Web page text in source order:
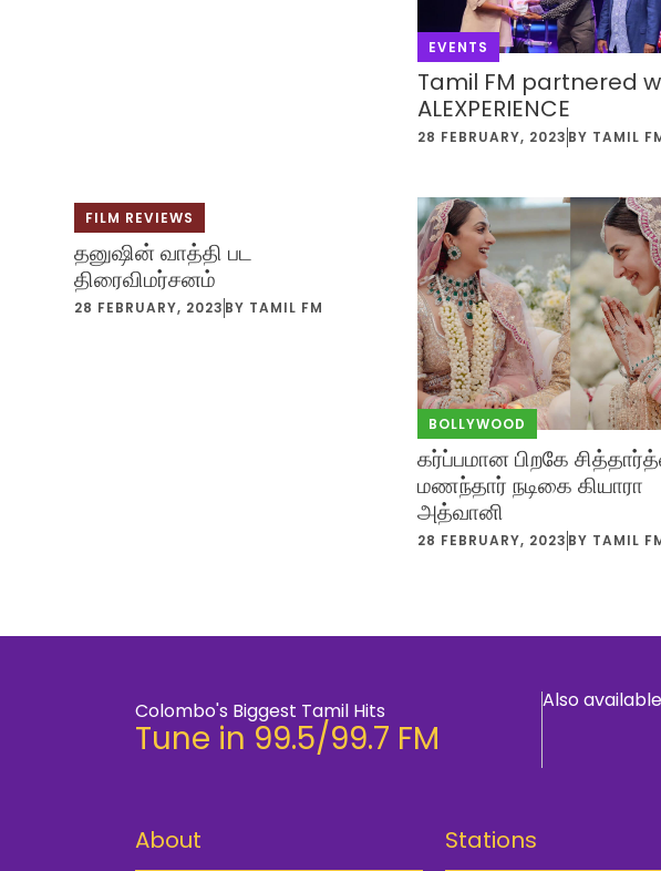
EVENTS
Tamil FM partnered
ALEXPERIENCE
28 FEBRUARY, 2023 BY TAMIL
FILM REVIEWS
தனுஷின் வாத்தி பட
திரைவிமர்சனம்
28 FEBRUARY, 2023 BY TAMIL FM
BOLLYWOOD
கர்ப்பமான பிறகே
மணந்தார் நடிகை கியாரா
அத்வானி
28 FEBRUARY, 2023 BY TAMIL
Colombo's Biggest Tamil Hits
Tune in 99.5/99.7 FM
Also
About Stations